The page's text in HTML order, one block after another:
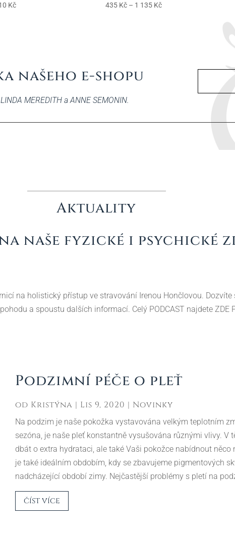
KčRozpětí
435 Kč – 1 135 KčRozpětí
našeho e-shopu
MEREDITH a ANNE SEMONIN.
Aktuality
naše fyzické i psychické
na holistický přístup ve stravování Irenou Hončlovou.
a spoustu dalších informací. Celý PODCAST najdete ZDE
Podzimní péče o pleť
od Kristýna | Lis 9, 2020 | Novinky
Na podzim je naše pokožka vystavována velkým teplotním
sezóna, je naše pleť konstantně vysušována různými vlivy. V
dbát o extra hydrataci, ale také Vaši pokožce nabídnout
je také ideálním obdobím, kdy se zbavujeme pigmentových
nadcházející období zimy. Nejčastější problémy s pletí na
číst více